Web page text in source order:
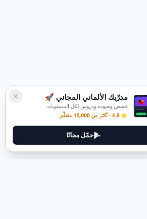
مدرّبك الألماني المجاني 🚀
قصص وصوت ودروس لكل المستويات
⭐ 4.8 · أكثر من 15,000 متعلّم
حمّل مجانًا